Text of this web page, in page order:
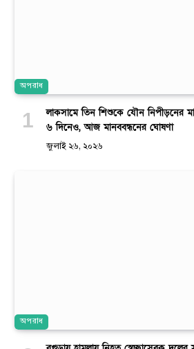
অপরাধ
লাকসামে তিন শিশুকে যৌন নিপীড়নের
৬ দিনেও, আজ মানববন্ধনের ঘোষণা
জুলাই ২৬, ২০২৬
অপরাধ